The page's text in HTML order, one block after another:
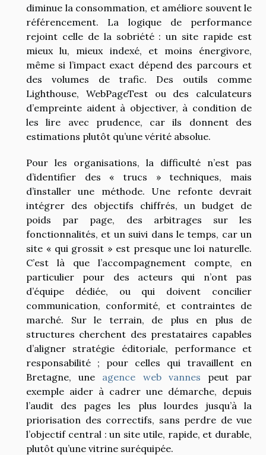
diminue la consommation, et améliore souvent le
référencement. La logique de performance
rejoint celle de la sobriété : un site rapide est
mieux lu, mieux indexé, et moins énergivore,
même si l’impact exact dépend des parcours et
des volumes de trafic. Des outils comme
Lighthouse, WebPageTest ou des calculateurs
d’empreinte aident à objectiver, à condition de
les lire avec prudence, car ils donnent des
estimations plutôt qu’une vérité absolue.
Pour les organisations, la difficulté n’est pas
d’identifier des « trucs » techniques, mais
d’installer une méthode. Une refonte devrait
intégrer des objectifs chiffrés, un budget de
poids par page, des arbitrages sur les
fonctionnalités, et un suivi dans le temps, car un
site « qui grossit » est presque une loi naturelle.
C’est là que l’accompagnement compte, en
particulier pour des acteurs qui n’ont pas
d’équipe dédiée, ou qui doivent concilier
communication, conformité, et contraintes de
marché. Sur le terrain, de plus en plus de
structures cherchent des prestataires capables
d’aligner stratégie éditoriale, performance et
responsabilité ; pour celles qui travaillent en
Bretagne, une agence web vannes peut par
exemple aider à cadrer une démarche, depuis
l’audit des pages les plus lourdes jusqu’à la
priorisation des correctifs, sans perdre de vue
l’objectif central : un site utile, rapide, et durable,
plutôt qu’une vitrine suréquipée.